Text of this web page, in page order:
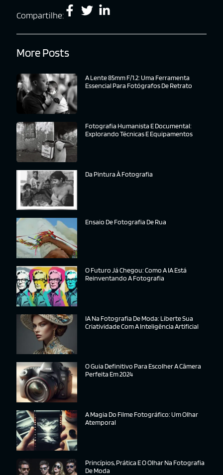
Compartilhe:
More Posts
A Lente 85mm F/1.2: Uma Ferramenta
Essencial Para Fotógrafos De Retrato
Fotografia Humanista E Documental:
Explorando Técnicas E Equipamentos
Da Pintura À Fotografia
Ensaio De Fotografia De Rua
O Futuro Já Chegou: Como A IA Está
Reinventando A Fotografia
IA Na Fotografia De Moda: Liberte Sua
Criatividade Com A Inteligência Artificial
O Guia Definitivo Para Escolher A Câmera
Perfeita Em 2024
A Magia Do Filme Fotográfico: Um Olhar
Atemporal
Princípios, Prática E O Olhar Na Fotografia
De Moda